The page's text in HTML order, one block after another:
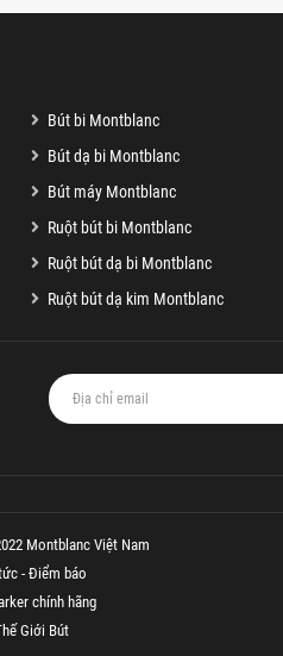
Bút bi Montblanc
Bút dạ bi Montblanc
Bút máy Montblanc
Ruột bút bi Montblanc
Ruột bút dạ bi Montblanc
Ruột bút dạ kim Montblanc
Montblanc Việt Nam
- Điểm báo
chính hãng
Giới Bút